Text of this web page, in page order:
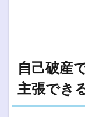
自己破産
主張でき